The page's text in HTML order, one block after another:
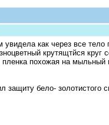
как через все тело
крутящтйся круг
похожая на
защиту бело- золотистого